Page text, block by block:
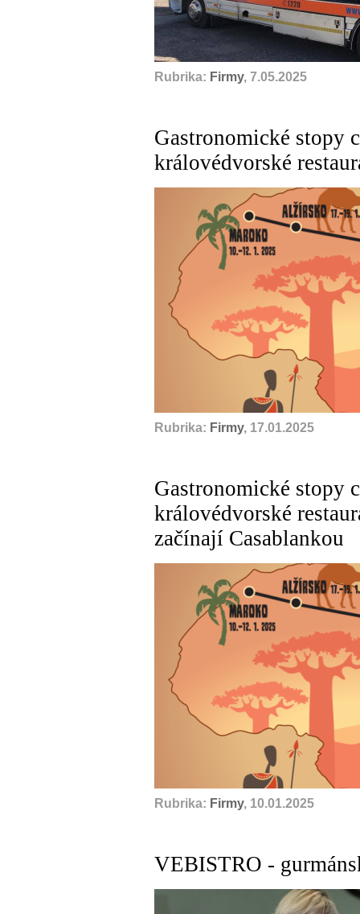
Rubrika: Firmy, 7.05.2025
Gastronomické stopy
královédvorské
Rubrika: Firmy, 17.01.2025
Gastronomické stopy
královédvorské
začínají Casablankou
Rubrika: Firmy, 10.01.2025
VEBISTRO -